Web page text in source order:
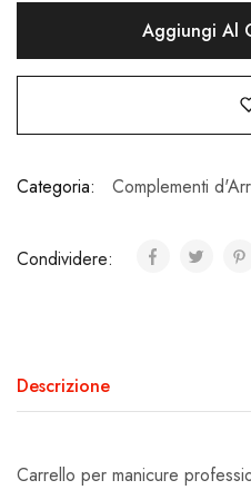
Aggiungi Al
Categoria: Complementi
Condividere:
Descrizione
Carrello per manicure